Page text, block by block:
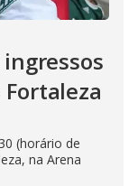
(horário de
na Arena